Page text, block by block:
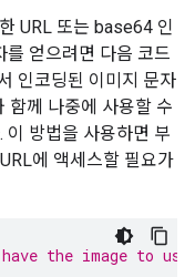
URL 또는 base64 인
를 얻으려면 다음 코드
인코딩된 이미지 문자
함께 나중에 사용할 수
이 방법을 사용하면 부
에 액세스할 필요가
the image to